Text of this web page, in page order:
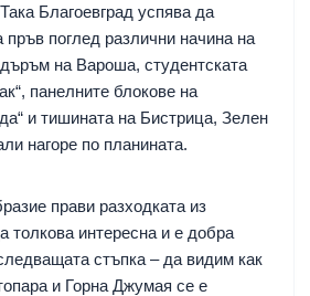
Благоевград успява да
пръв поглед различни начина на
на Вароша, студентската
панелните блокове на
и тишината на Бистрица, Зелен
нагоре по планината.
прави разходката из
толкова интересна и е добра
стъпка – да видим как
и Горна Джумая се е